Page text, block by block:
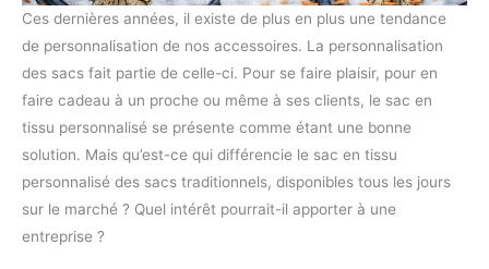
Ces dernières années, il existe de plus en plus une tendance
de personnalisation de nos accessoires. La personnalisation
des sacs fait partie de celle-ci. Pour se faire plaisir, pour en
faire cadeau à un proche ou même à ses clients, le sac en
tissu personnalisé se présente comme étant une bonne
solution. Mais qu’est-ce qui différencie le sac en tissu
personnalisé des sacs traditionnels, disponibles tous les jours
sur le marché ? Quel intérêt pourrait-il apporter à une
entreprise ?